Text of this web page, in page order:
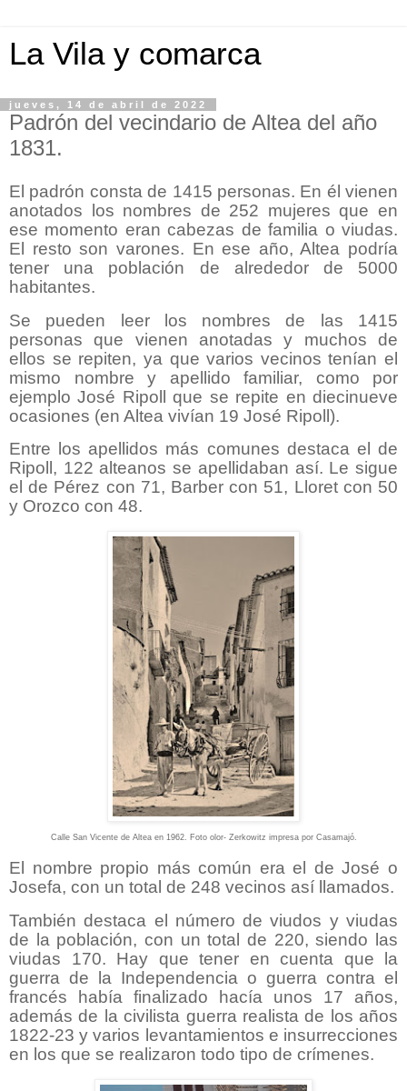
La Vila y comarca
jueves, 14 de abril de 2022
Padrón del vecindario de Altea del año
1831.
El padrón consta de 1415 personas. En él vienen
anotados los nombres de 252 mujeres que en
ese momento eran cabezas de familia o viudas.
El resto son varones. En ese año, Altea podría
tener una población de alrededor de 5000
habitantes.
Se pueden leer los nombres de las 1415
personas que vienen anotadas y muchos de
ellos se repiten, ya que varios vecinos tenían el
mismo nombre y apellido familiar, como por
ejemplo José Ripoll que se repite en diecinueve
ocasiones (en Altea vivían 19 José Ripoll).
Entre los apellidos más comunes destaca el de
Ripoll, 122 alteanos se apellidaban así. Le sigue
el de Pérez con 71, Barber con 51, Lloret con 50
y Orozco con 48.
Calle San Vicente de Altea en 1962. Foto olor- Zerkowitz impresa por Casamajó.
El nombre propio más común era el de José o
Josefa, con un total de 248 vecinos así llamados.
También destaca el número de viudos y viudas
de la población, con un total de 220, siendo las
viudas 170. Hay que tener en cuenta que la
guerra de la Independencia o guerra contra el
francés había finalizado hacía unos 17 años,
además de la civilista guerra realista de los años
1822-23 y varios levantamientos e insurrecciones
en los que se realizaron todo tipo de crímenes.